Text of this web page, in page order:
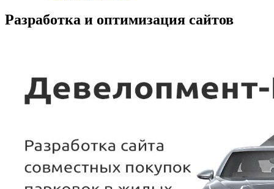
Разработка и оптимизация сайтов